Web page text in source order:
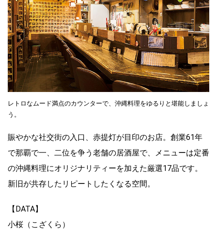
レトロなムード満点のカウンターで、沖縄料理をゆるりと堪能しましょ
う。
賑やかな社交街の入口、赤提灯が目印のお店。創業61年
で那覇で一、二位を争う老舗の居酒屋で、メニューは定番
の沖縄料理にオリジナリティーを加えた厳選17品です。
新旧が共存したリピートしたくなる空間。
【DATA】
小桜（こざくら）